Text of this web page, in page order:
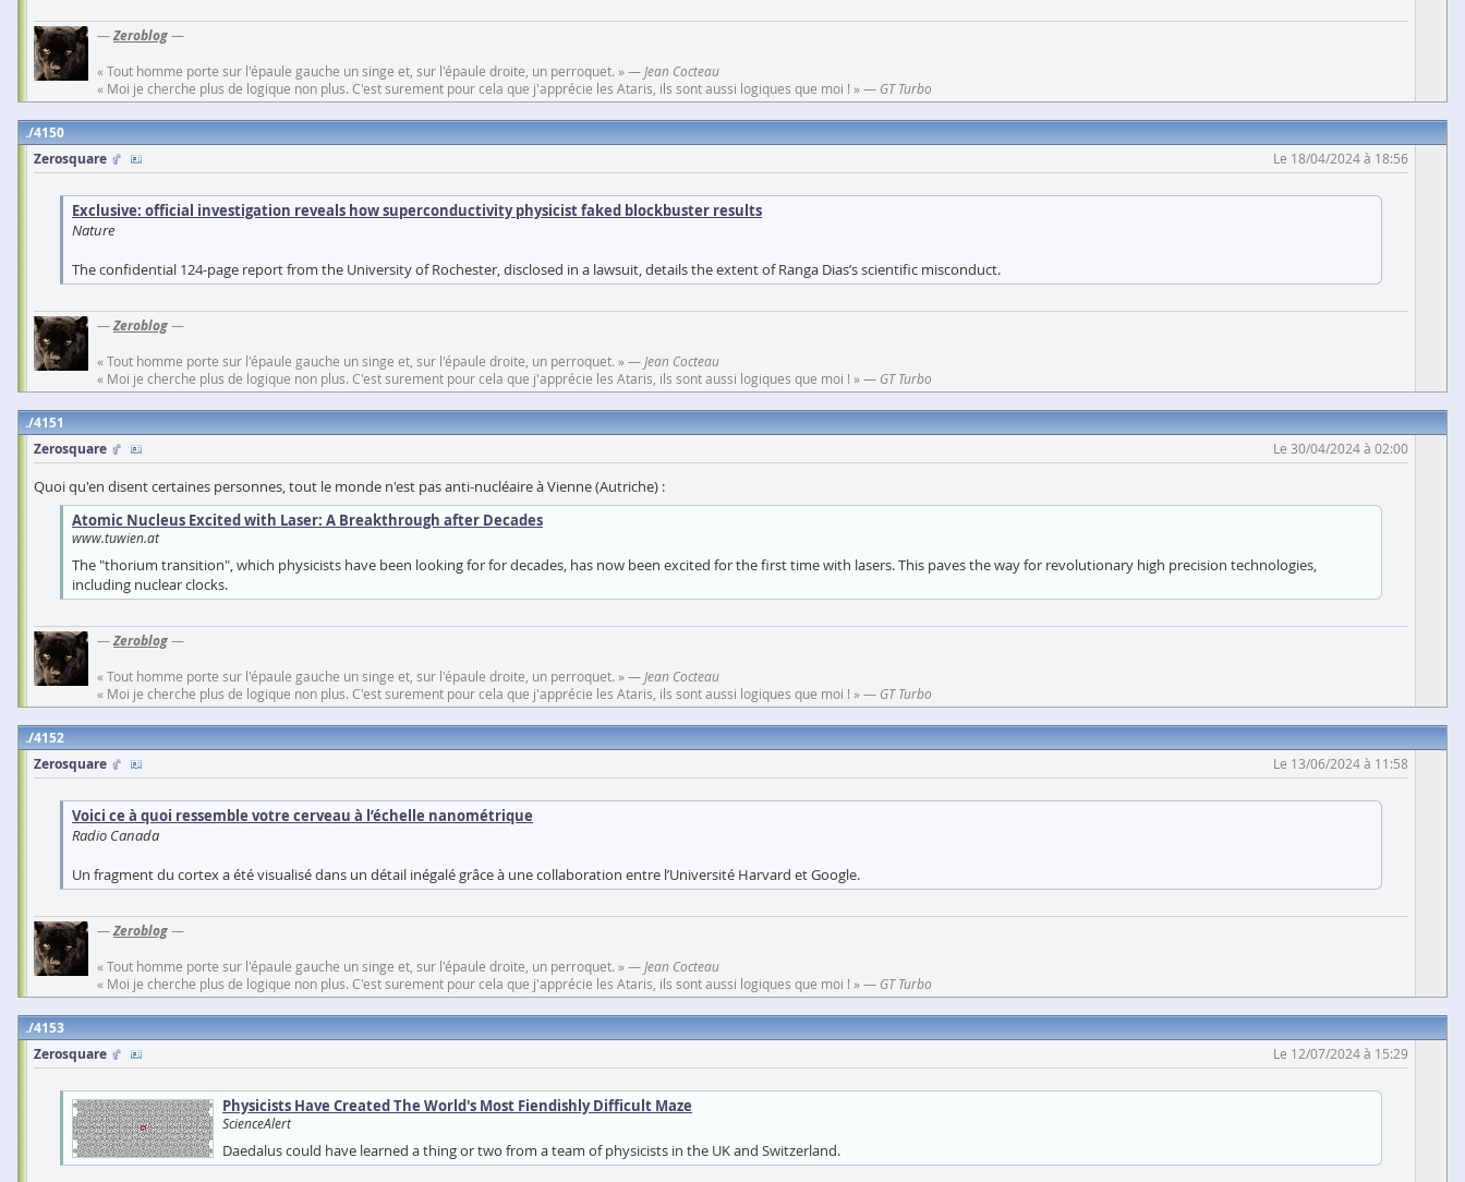
—Zeroblog—
« Tout homme porte sur l'épaule gauche un singe et, sur l'épaule droite, un perroquet. » —Jean Cocteau
« Moi je cherche plus de logique non plus. C'est surement pour cela que j'apprécie les Ataris, ils sont aussi logiques que moi ! » — GT Turbo
4150
Zerosquare
Le 18/04/2024 à 18:56
Exclusive: official investigation reveals how superconductivity physicist faked blockbuster results
Nature
The confidential 124-page report from the University of Rochester, disclosed in a lawsuit, details the extent of Ranga Dias’s scientific misconduct.
—Zeroblog—
« Tout homme porte sur l'épaule gauche un singe et, sur l'épaule droite, un perroquet. » —Jean Cocteau
« Moi je cherche plus de logique non plus. C'est surement pour cela que j'apprécie les Ataris, ils sont aussi logiques que moi ! » — GT Turbo
4151
Zerosquare
Le 30/04/2024 à 02:00
Quoi qu'en disent certaines personnes, tout le monde n'est pas anti-nucléaire à Vienne (Autriche) :
Atomic Nucleus Excited with Laser: A Breakthrough after Decades
www.tuwien.at
The "thorium transition", which physicists have been looking for for decades, has now been excited for the first time with lasers. This paves the way for revolutionary high precision technologies,
including nuclear clocks.
—Zeroblog—
« Tout homme porte sur l'épaule gauche un singe et, sur l'épaule droite, un perroquet. » —Jean Cocteau
« Moi je cherche plus de logique non plus. C'est surement pour cela que j'apprécie les Ataris, ils sont aussi logiques que moi ! » — GT Turbo
4152
Zerosquare
Le 13/06/2024 à 11:58
Voici ce à quoi ressemble votre cerveau à l’échelle nanométrique
Radio Canada
Un fragment du cortex a été visualisé dans un détail inégalé grâce à une collaboration entre l’Université Harvard et Google.
—Zeroblog—
« Tout homme porte sur l'épaule gauche un singe et, sur l'épaule droite, un perroquet. » —Jean Cocteau
« Moi je cherche plus de logique non plus. C'est surement pour cela que j'apprécie les Ataris, ils sont aussi logiques que moi ! » — GT Turbo
4153
Zerosquare
Le 12/07/2024 à 15:29
Physicists Have Created The World's Most Fiendishly Difficult Maze
ScienceAlert
Daedalus could have learned a thing or two from a team of physicists in the UK and Switzerland.